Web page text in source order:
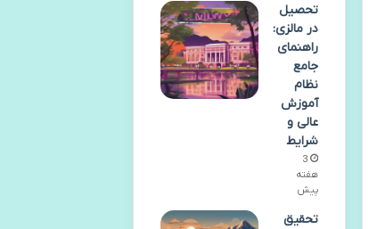
تحصیل
در مالزی:
راهنمای
جامع
نظام
آموزش
عالی و
شرایط
3
هفته
پیش
تحقیق